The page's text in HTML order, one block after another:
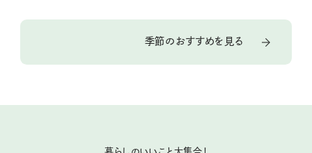
季節のおすすめを見る